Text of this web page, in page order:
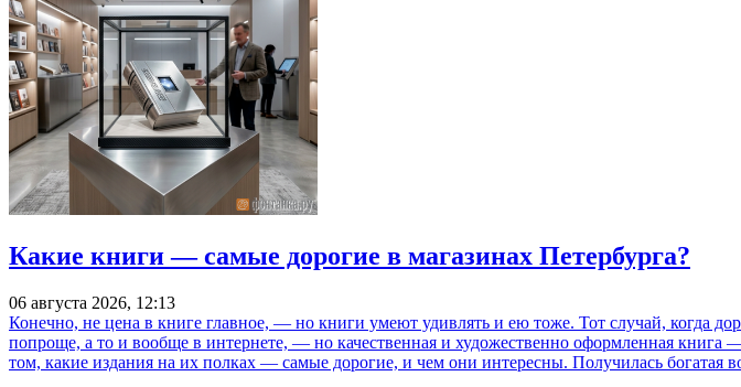
Какие книги — самые дорогие в магазинах Петербурга?
06 августа 2026, 12:13
Конечно, не цена в книге главное, — но книги умеют удивлять и ею тоже. Тот случай, когда
попроще, а то и вообще в интернете, — но качественная и художественно оформленная книга
том, какие издания на их полках — самые дорогие, и чем они интересны. Получилась богатая